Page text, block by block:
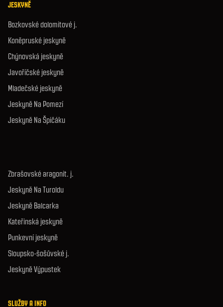
JESKYNĚ
Bozkovské dolomitové j.
Koněpruské jeskyně
Chýnovská jeskyně
Javoříčské jeskyně
Mladečské jeskyně
Jeskyně Na Pomezí
Jeskyně Na Špičáku
Zbrašovské aragonit. j.
Jeskyně Na Turoldu
Jeskyně Balcarka
Kateřinská jeskyně
Punkevní jeskyně
Sloupsko-šošůvské j.
Jeskyně Výpustek
SLUŽBY A INFO